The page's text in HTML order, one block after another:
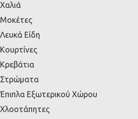
Χαλιά
Μοκέτες
Λευκά Είδη
Κουρτίνες
Κρεβάτια
Στρώματα
Έπιπλα Εξωτερικού Χώρου
Χλοοτάπητες